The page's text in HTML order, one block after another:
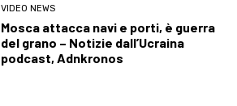
VIDEO NEWS
Mosca attacca navi e porti, è guerra
del grano – Notizie dall’Ucraina
podcast, Adnkronos